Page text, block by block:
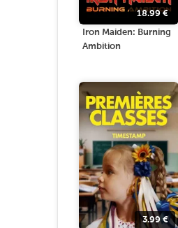
18.99€
Iron Maiden: Burning
Ambition
3.99€